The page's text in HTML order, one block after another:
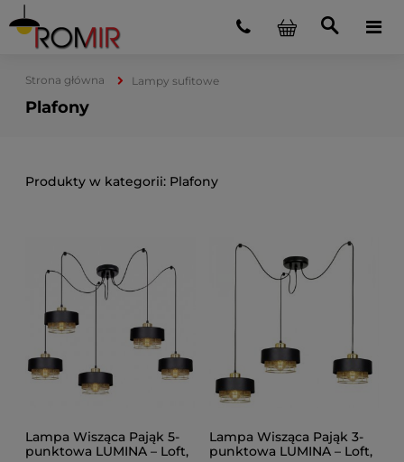
Strona główna Lampy sufitowe
Plafony
Plafony
Lampa Wisząca Pająk 5-
punktowa LUMINA – Loft,
Lampa Wisząca Pająk 3-
punktowa LUMINA – Loft,